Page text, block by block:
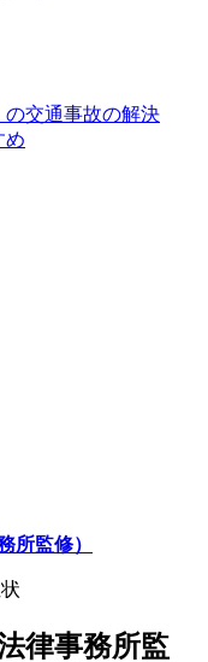
交通事故の解決
め
所監修）
律事務所監